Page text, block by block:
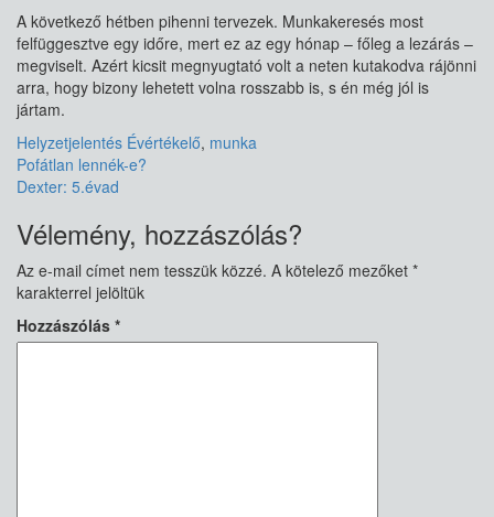
A következő hétben pihenni tervezek. Munkakeresés most
felfüggesztve egy időre, mert ez az egy hónap – főleg a lezárás –
megviselt. Azért kicsit megnyugtató volt a neten kutakodva rájönni
arra, hogy bizony lehetett volna rosszabb is, s én még jól is
jártam.
Helyzetjelentés Évértékelő, munka
Bejegyzés
navigáció
Pofátlan lennék-e?
Dexter: 5.évad
Vélemény, hozzászólás?
Az e-mail címet nem tesszük közzé. A kötelező mezőket *
karakterrel jelöltük
Hozzászólás *